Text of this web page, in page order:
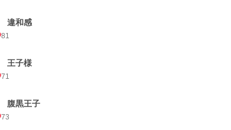
違和感
81
王子様
71
腹黒王子
73